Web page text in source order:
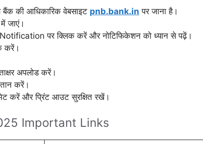
बैंक की आधिकारिक वेबसाइट pnb.bank.in पर जाना है।
जाएं।
पर क्लिक करें और नोटिफिकेशन को ध्यान से पढ़ें।
करें।
अपलोड करें।
करें।
करें और प्रिंट आउट सुरक्षित रखें।
Important Links